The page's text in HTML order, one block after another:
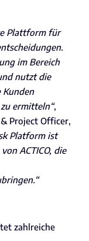
Plattform für
im Bereich
nutzt die
Kunden
ermitteln“,
Project Officer,
Platform ist
ACTICO, die
zahlreiche